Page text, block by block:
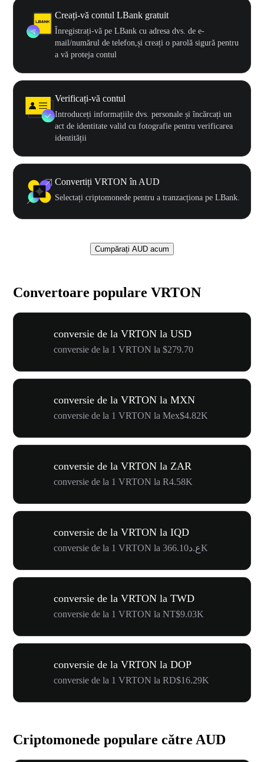
Creați-vă contul LBank gratuit
Înregistrați-vă pe LBank cu adresa dvs. de e-
mail/numărul de telefon,și creați o parolă sigură pentru
a vă proteja contul
Verificați-vă contul
Introduceți informațiile dvs. personale și încărcați un
act de identitate valid cu fotografie pentru verificarea
identității
Convertiți VRTON în AUD
Selectați criptomonede pentru a tranzacționa pe LBank.
Cumpărați AUD acum
Convertoare populare VRTON
conversie de la VRTON la USD
conversie de la 1 VRTON la $279.70
conversie de la VRTON la MXN
conversie de la 1 VRTON la Mex$4.82K
conversie de la VRTON la ZAR
conversie de la 1 VRTON la R4.58K
conversie de la VRTON la IQD
conversie de la 1 VRTON la ع.د366.10K
conversie de la VRTON la TWD
conversie de la 1 VRTON la NT$9.03K
conversie de la VRTON la DOP
conversie de la 1 VRTON la RD$16.29K
Criptomonede populare către AUD